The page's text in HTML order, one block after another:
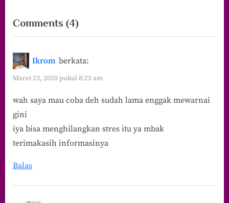
Comments (4)on
“Memanfaatkan
Mewarnai
Coloring
Book”
Ikrom berkata:
Maret 23, 2020 pukul 8:23 am
wah saya mau coba deh sudah lama enggak mewarnai
gini
iya bisa menghilangkan stres itu ya mbak
terimakasih informasinya
Balas